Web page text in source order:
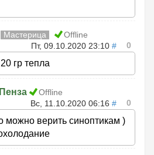
Мастерица
Offline
Пт, 09.10.2020 23:10 # 0
гр тепла
Offline
Вс, 11.10.2020 06:16 # 0
можно верить синоптикам )